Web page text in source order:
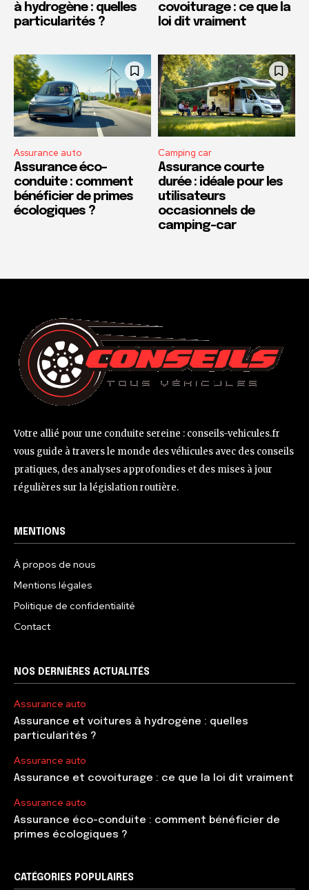
à hydrogène : quelles
particularités ?
covoiturage : ce que la
loi dit vraiment
Assurance auto
Assurance éco-
conduite : comment
bénéficier de primes
écologiques ?
Camping car
Assurance courte
durée : idéale pour les
utilisateurs
occasionnels de
camping-car
Votre allié pour une conduite sereine : conseils-vehicules.fr
vous guide à travers le monde des véhicules avec des conseils
pratiques, des analyses approfondies et des mises à jour
régulières sur la législation routière.
MENTIONS
À propos de nous
Mentions légales
Politique de confidentialité
Contact
NOS DERNIÈRES ACTUALITÉS
Assurance auto
Assurance et voitures à hydrogène : quelles
particularités ?
Assurance auto
Assurance et covoiturage : ce que la loi dit vraiment
Assurance auto
Assurance éco-conduite : comment bénéficier de
primes écologiques ?
CATÉGORIES POPULAIRES